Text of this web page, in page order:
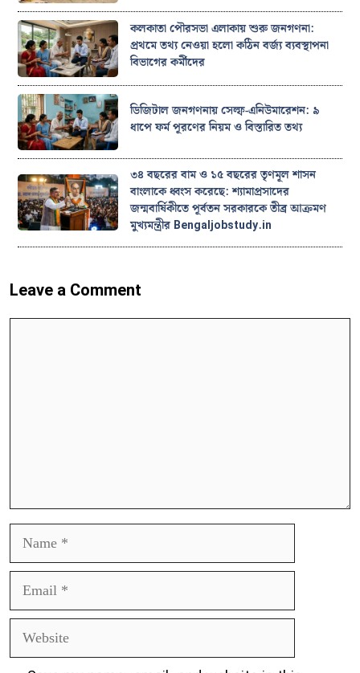
কলকাতা পৌরসভা এলাকায় শুরু জনগণনা:
প্রথমে তথ্য নেওয়া হলো কঠিন বর্জ্য ব্যবস্থাপনা
বিভাগের কর্মীদের
ডিজিটাল জনগণনায় সেল্ফ-এনিউমারেশন: ৯
ধাপে ফর্ম পূরণের নিয়ম ও বিস্তারিত তথ্য
৩৪ বছরের বাম ও ১৫ বছরের তৃণমূল শাসন
বাংলাকে ধ্বংস করেছে: শ্যামাপ্রসাদের
জন্মবার্ষিকীতে পূর্বতন সরকারকে তীব্র আক্রমণ
মুখ্যমন্ত্রীর Bengaljobstudy.in
Leave a Comment
Name
Email
Website